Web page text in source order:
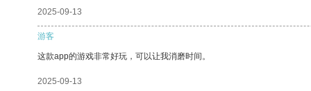
2025-09-13
游客
这款app的游戏非常好玩，可以让我消磨时间。
2025-09-13